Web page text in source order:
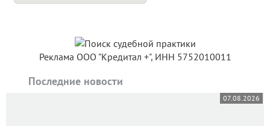
Реклама ООО "Кредитал +", ИНН 5752010011
Последние новости
07.08.2026